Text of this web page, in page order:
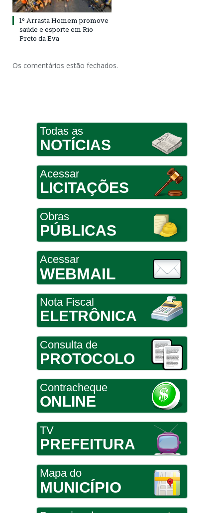
1º Arrasta Homem promove
saúde e esporte em Rio
Preto da Eva
Os comentários estão fechados.
Todas as
NOTÍCIAS
Acessar
LICITAÇÕES
Obras
PÚBLICAS
Acessar
WEBMAIL
Nota Fiscal
ELETRÔNICA
Consulta de
PROTOCOLO
Contracheque
ONLINE
TV
PREFEITURA
Mapa do
MUNICÍPIO